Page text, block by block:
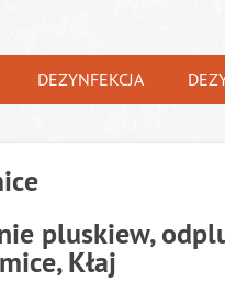
DEZYNFEKCJA
pluskiew,
Kłaj